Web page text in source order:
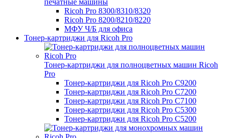
печатные машины
Ricoh Pro 8300/8310/8320
Ricoh Pro 8200/8210/8220
МФУ Ч/Б для офиса
Тонер-картриджи для Ricoh Pro
Тонер-картриджи для полноцветных машин Ricoh
Pro
Тонер-картриджи для Ricoh Pro C9200
Тонер-картриджи для Ricoh Pro C7200
Тонер-картриджи для Ricoh Pro C7100
Тонер-картриджи для Ricoh Pro C5300
Тонер-картриджи для Ricoh Pro C5200